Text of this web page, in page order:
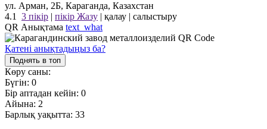
ул. Арман, 2Б, Караганда, Казахстан
4.1
3 пікір | пікір Жазу | қалау | салыстыру
QR Анықтама text_what
Қатені анықтадыңыз ба?
Поднять в топ
Көру саны:
Бүгін: 0
Бір аптадан кейін: 0
Айына: 2
Барлық уақытта: 33